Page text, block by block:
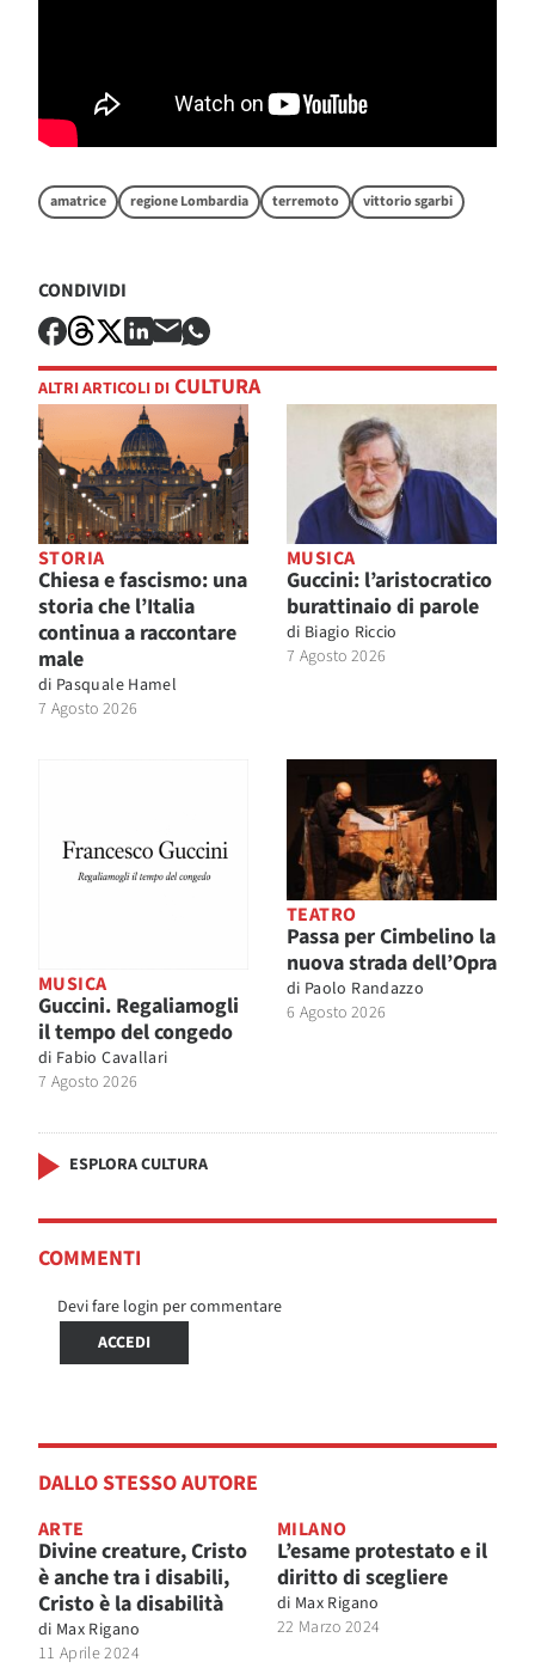
amatrice regione Lombardia terremoto vittorio sgarbi
CONDIVIDI
ALTRI ARTICOLI DI CULTURA
STORIA
Chiesa e fascismo: una
storia che l’Italia
continua a raccontare
male
di Pasquale Hamel
7 Agosto 2026
MUSICA
Guccini: l’aristocratico
burattinaio di parole
di Biagio Riccio
7 Agosto 2026
MUSICA
Guccini. Regaliamogli
il tempo del congedo
di Fabio Cavallari
7 Agosto 2026
TEATRO
Passa per Cimbelino la
nuova strada dell’Opra
di Paolo Randazzo
6 Agosto 2026
ESPLORA CULTURA
COMMENTI
Devi fare login per commentare
ACCEDI
DALLO STESSO AUTORE
ARTE
Divine creature, Cristo
è anche tra i disabili,
Cristo è la disabilità
di Max Rigano
11 Aprile 2024
MILANO
L’esame protestato e il
diritto di scegliere
di Max Rigano
22 Marzo 2024